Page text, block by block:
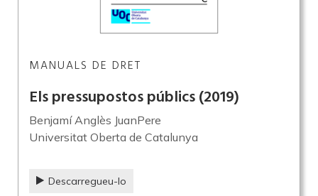
MANUALS DE DRET
Els pressupostos públics(2019)
Benjamí Anglès JuanPere
Universitat Oberta de Catalunya
Descarregueu-lo